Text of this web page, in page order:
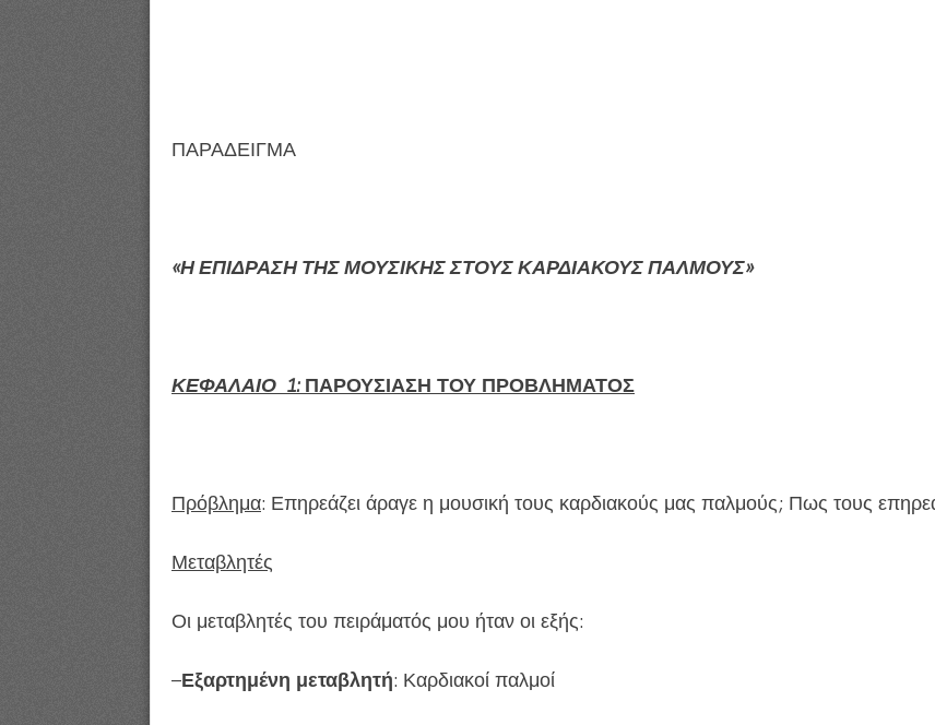
ΠΑΡΑΔΕΙΓΜΑ
«Η ΕΠΙΔΡΑΣΗ ΤΗΣ ΜΟΥΣΙΚΗΣ ΣΤΟΥΣ ΚΑΡΔΙΑΚΟΥΣ ΠΑΛΜΟΥΣ»
ΚΕΦΑΛΑΙΟ 1: ΠΑΡΟΥΣΙΑΣΗ ΤΟΥ ΠΡΟΒΛΗΜΑΤΟΣ
Πρόβλημα: Επηρεάζει άραγε η μουσική τους καρδιακούς μας παλμούς; Πως τους
Μεταβλητές
Οι μεταβλητές του πειράματός μου ήταν οι εξής:
–Εξαρτημένη μεταβλητή: Καρδιακοί παλμοί